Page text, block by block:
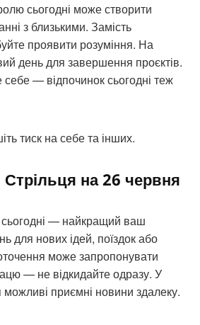
сьогодні може створити
з близькими. Замість
проявити розуміння. На
день для завершення проєктів.
— відпочинок сьогодні теж
тиск на себе та інших.
на 26 червня
— найкращий ваш
для нових ідей, поїздок або
може запропонувати
— не відкидайте одразу. У
можливі приємні новини здалеку.